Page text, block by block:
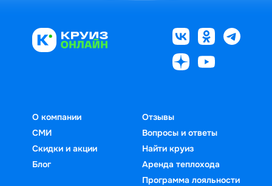
О компании
СМИ
Скидки и акции
Блог
Отзывы
Вопросы и ответы
Найти круиз
Аренда теплохода
Программа лояльности